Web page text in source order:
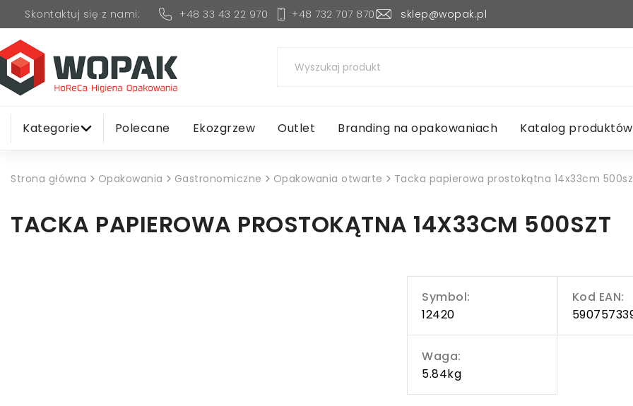
Skontaktuj się z nami: +48 33 43 22 970 +48 732 707 870 sklep@wopak.pl
Kategorie Polecane Ekozgrzew Outlet Branding na opakowaniach Katalog produktów
Strona główna Opakowania Gastronomiczne Opakowania otwarte Tacka papierowa prostokątna 14x33cm
TACKA PAPIEROWA PROSTOKĄTNA 14X33CM 500SZT
Symbol:
12420
Kod EAN:
Waga:
5.84kg